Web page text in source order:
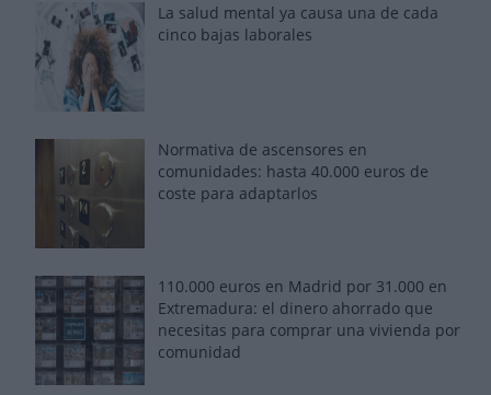
La salud mental ya causa una de cada
cinco bajas laborales
Normativa de ascensores en
comunidades: hasta 40.000 euros de
coste para adaptarlos
110.000 euros en Madrid por 31.000 en
Extremadura: el dinero ahorrado que
necesitas para comprar una vivienda por
comunidad